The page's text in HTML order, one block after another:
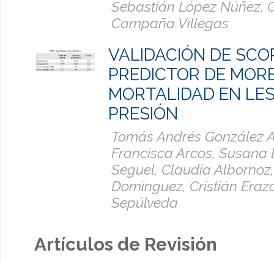
Sebastián López Núñez,
Campaña Villegas
VALIDACIÓN DE
PREDICTOR DE
MORTALIDAD EN
PRESIÓN
Tomás Andrés González
Francisca Arcos, Susana
Seguel, Claudia
Dominguez, Cristián
Sepúlveda
Artículos de Revisión